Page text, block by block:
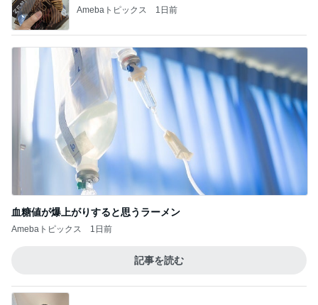
Amebaトピックス 1日前
血糖値が爆上がりすると思うラーメン
Amebaトピックス 1日前
記事を読む